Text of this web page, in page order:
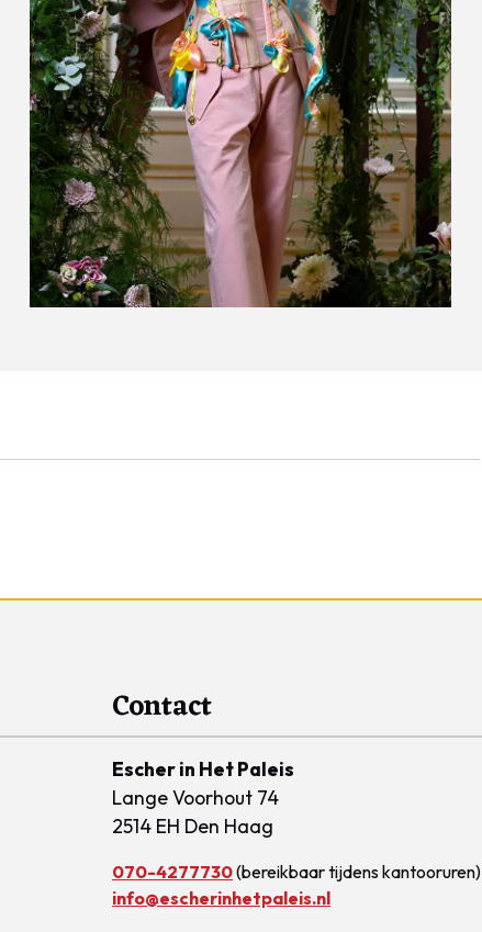
Contact
Escher in Het Paleis
Lange Voorhout 74
2514 EH Den Haag
070-4277730(bereikbaar tijdens kantooruren)
info@escherinhetpaleis.nl